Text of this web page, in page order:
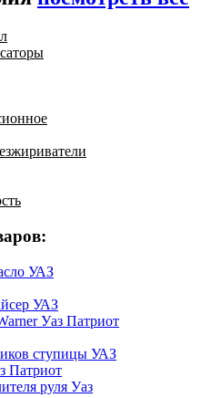
УАЗ
УАЗ
Уаз Патриот
ступицы УАЗ
Патриот
руля Уаз